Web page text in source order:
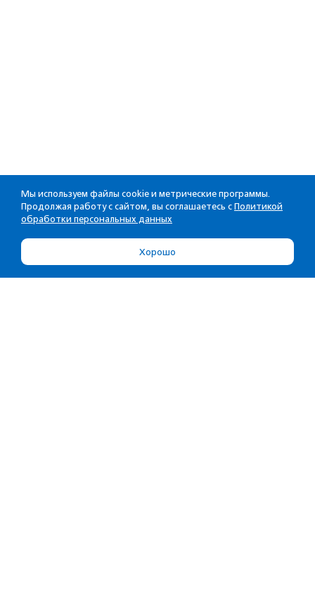
Мы используем файлы cookie и метрические программы.
Продолжая работу с сайтом, вы соглашаетесь с Политикой
обработки персональных данных
Хорошо